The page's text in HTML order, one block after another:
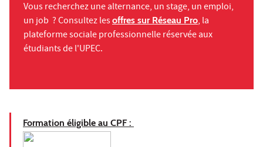
Vous recherchez une alternance, un stage, un emploi,
un job ? Consultez lesoffres sur Réseau Pro, la
plateforme sociale professionnelle réservée aux
étudiants de l'UPEC.
Formation éligible au CPF :